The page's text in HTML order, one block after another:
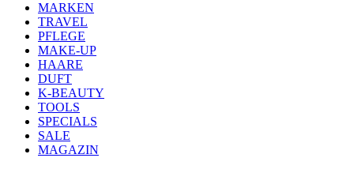
MARKEN
TRAVEL
PFLEGE
MAKE-UP
HAARE
DUFT
K-BEAUTY
TOOLS
SPECIALS
SALE
MAGAZIN